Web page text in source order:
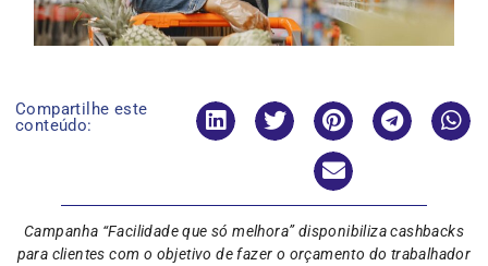
Compartilhe este
conteúdo:
Campanha “Facilidade que só melhora” disponibiliza cashbacks
para clientes com o objetivo de fazer o orçamento do trabalhador